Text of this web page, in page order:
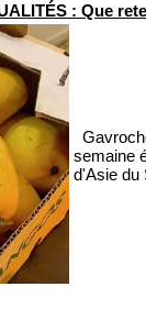
: Que
semaine
d'Asie du